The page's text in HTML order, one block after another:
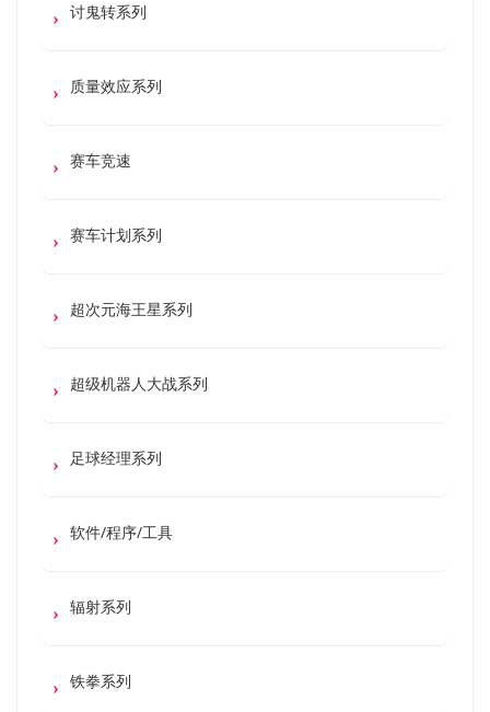
讨鬼转系列
质量效应系列
赛车竞速
赛车计划系列
超次元海王星系列
超级机器人大战系列
足球经理系列
软件/程序/工具
辐射系列
铁拳系列